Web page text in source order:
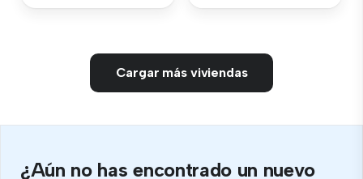
Cargar más viviendas
¿Aún no has encontrado un nuevo